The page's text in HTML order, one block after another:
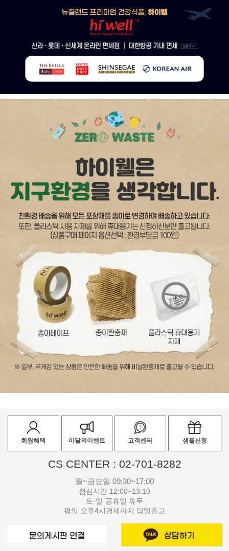
회원혜택 이달의이벤트 고객센터 샘플신청
CS CENTER : 02-701-8282
월~금요일 09:30~17:00
점심시간 12:00~13:10
토·일·공휴일 휴무
평일 오후4시결제까지 당일출고